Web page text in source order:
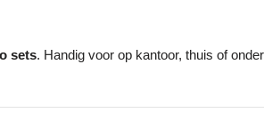
sets. Handig voor op kantoor, thuis of